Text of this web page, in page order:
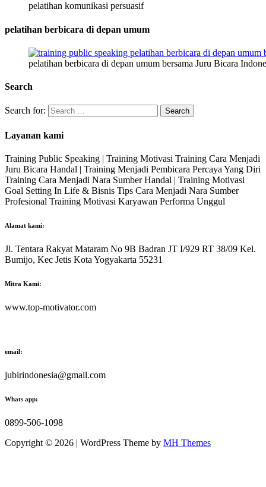
pelatihan komunikasi persuasif
pelatihan berbicara di depan umum
pelatihan berbicara di depan umum bersama Juru Bicara
Search
Search for:
Layanan kami
Training Public Speaking | Training Motivasi Training Cara Menjadi
Juru Bicara Handal | Training Menjadi Pembicara Percaya Yang Diri
Training Cara Menjadi Nara Sumber Handal | Training Motivasi
Goal Setting In Life & Bisnis Tips Cara Menjadi Nara Sumber
Profesional Training Motivasi Karyawan Performa Unggul
Alamat kami:
Jl. Tentara Rakyat Mataram No 9B Badran JT I/929 RT 38/09 Kel.
Bumijo, Kec Jetis Kota Yogyakarta 55231
Mitra Kami:
www.top-motivator.com
email:
jubirindonesia@gmail.com
Whats app:
0899-506-1098
Copyright © 2026 | WordPress Theme by MH Themes